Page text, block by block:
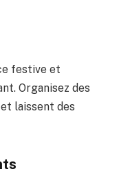
festive et
Organisez des
laissent des